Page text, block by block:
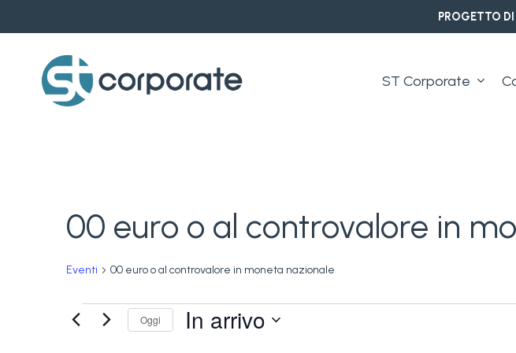
to
content
PROGETTO
ST Corporate
00 euro o al controvalore in
Eventi 00 euro o al controvalore in moneta nazionale
Eventi
Oggi In arrivo